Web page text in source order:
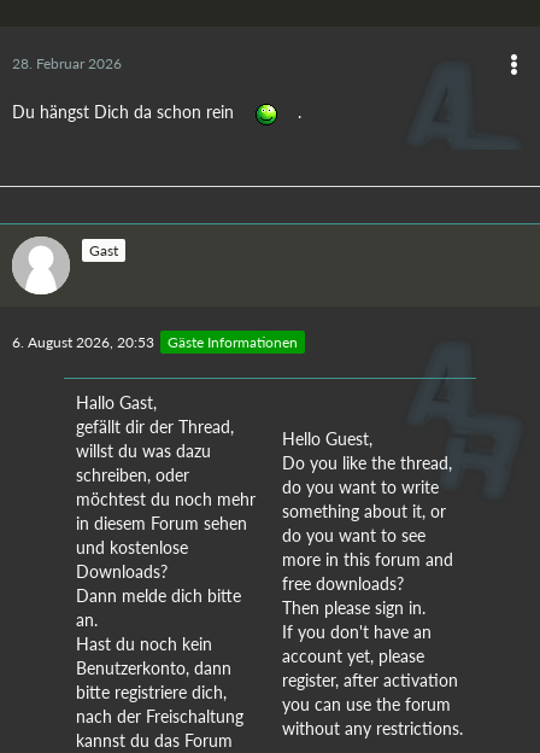
28. Februar 2026
Du hängst Dich da schon rein .
Gast
6. August 2026, 20:53 Gäste Informationen
Hallo Gast,
gefällt dir der Thread,
willst du was dazu
schreiben, oder
möchtest du noch mehr
in diesem Forum sehen
und kostenlose
Downloads?
Dann melde dich bitte
an.
Hast du noch kein
Benutzerkonto, dann
bitte registriere dich,
nach der Freischaltung
kannst du das Forum
Hello Guest,
Do you like the thread,
do you want to write
something about it, or
do you want to see
more in this forum and
free downloads?
Then please sign in.
If you don't have an
account yet, please
register, after activation
you can use the forum
without any restrictions.